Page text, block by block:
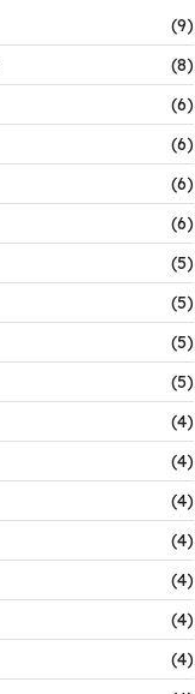
(9)
(8)
(6)
(6)
(6)
(6)
(5)
(5)
(5)
(5)
(4)
(4)
(4)
(4)
(4)
(4)
(4)